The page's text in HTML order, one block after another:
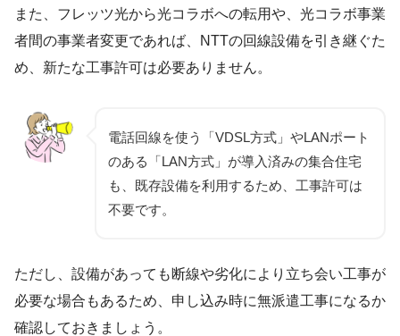
また、フレッツ光から光コラボへの転用や、光コラボ事業
者間の事業者変更であれば、NTTの回線設備を引き継ぐた
め、新たな工事許可は必要ありません。
電話回線を使う「VDSL方式」やLANポート
のある「LAN方式」が導入済みの集合住宅
も、既存設備を利用するため、工事許可は
不要です。
ただし、設備があっても断線や劣化により立ち会い工事が
必要な場合もあるため、申し込み時に無派遣工事になるか
確認しておきましょう。